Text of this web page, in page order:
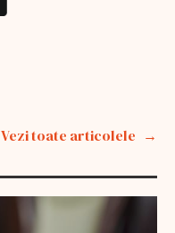
Vezi toate articolele